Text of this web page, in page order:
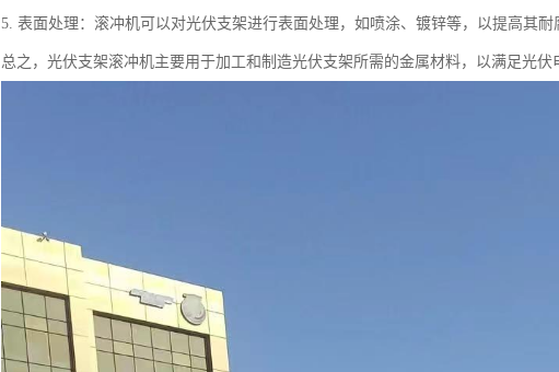
5. 表面处理：滚冲机可以对光伏支架进行表面处理，如喷涂、镀锌等，以提高其耐
总之，光伏支架滚冲机主要用于加工和制造光伏支架所需的金属材料，以满足光伏